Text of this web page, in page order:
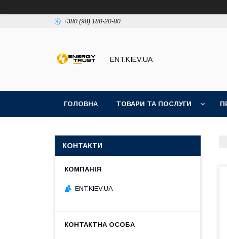
+380 (98) 180-20-80
ENT.KIEV.UA
ГОЛОВНА ТОВАРИ ТА ПОСЛУГИ
КОНТАКТИ
ENT.KIEV.UA